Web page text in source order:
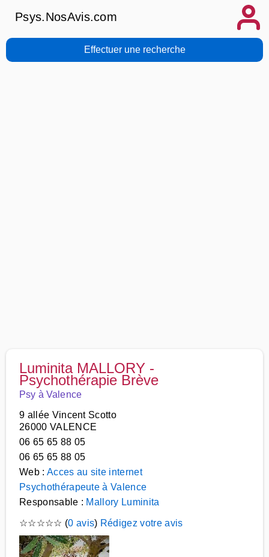
Psys.NosAvis.com
Effectuer une recherche
Luminita MALLORY -
Psychothérapie Brève
Psy à Valence
9 allée Vincent Scotto
26000 VALENCE
06 65 65 88 05
06 65 65 88 05
Web : Acces au site internet
Psychothérapeute à Valence
Responsable : Mallory Luminita
☆☆☆☆☆ (0 avis) Rédigez votre avis